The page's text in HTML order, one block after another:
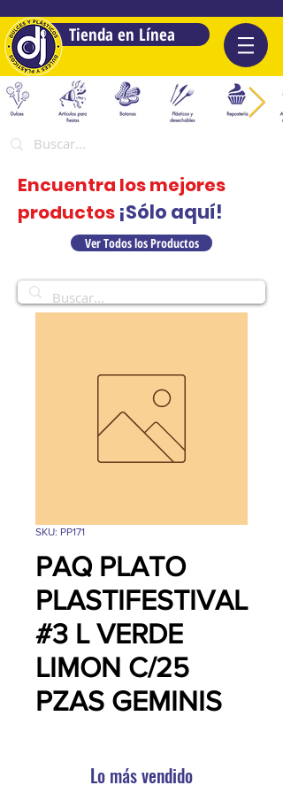
Tienda en Línea
Encuentra los mejores
productos ¡Sólo aquí!
Ver Todos los Productos
SKU: PP171
PAQ PLATO
PLASTIFESTIVAL
#3 L VERDE
LIMON C/25
PZAS GEMINIS
Lo más vendido